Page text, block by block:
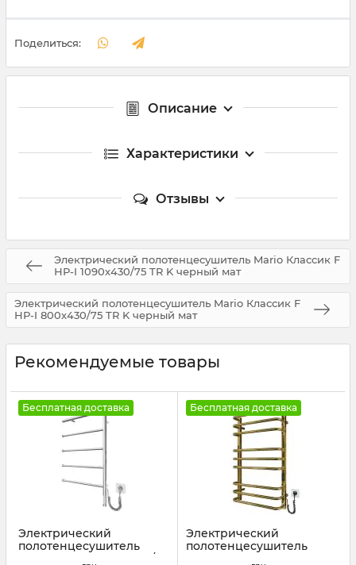
Поделиться:
Описание
Характеристики
Отзывы
Электрический полотенцесушитель Mario Классик F
НР-I 1090х430/75 TR K черный мат
Электрический полотенцесушитель Mario Классик F
НР-I 800х430/75 TR K черный мат
Рекомендуемые товары
Бесплатная доставка
Электрический
полотенцесушитель
Mario Romeo-I 770х530/80
Бесплатная доставка
Электрический
полотенцесушитель